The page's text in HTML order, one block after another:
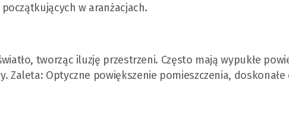
w aranżacjach.
tworząc iluzję przestrzeni. Często mają wypukłe
Zaleta: Optyczne powiększenie pomieszczenia, doskonałe